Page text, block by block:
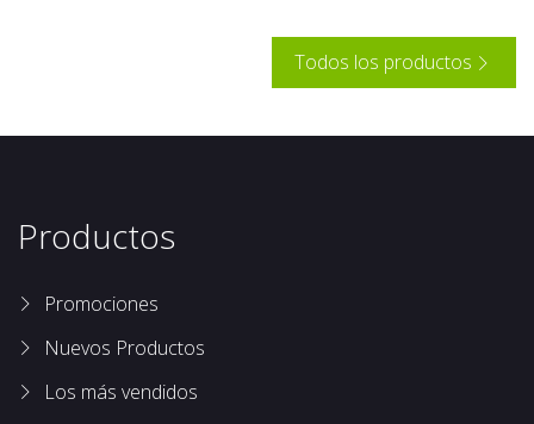
Todos los productos 
Productos
Promociones
Nuevos Productos
Los más vendidos